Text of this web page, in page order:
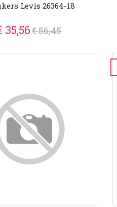
Levis 26364-18
35,56€ 56,45